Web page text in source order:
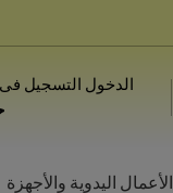
الدخول التسجيل فى
الأعمال اليدوية والأجهزة